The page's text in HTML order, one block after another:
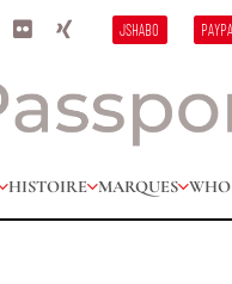
JSHABO
HISTOIRE MARQUES